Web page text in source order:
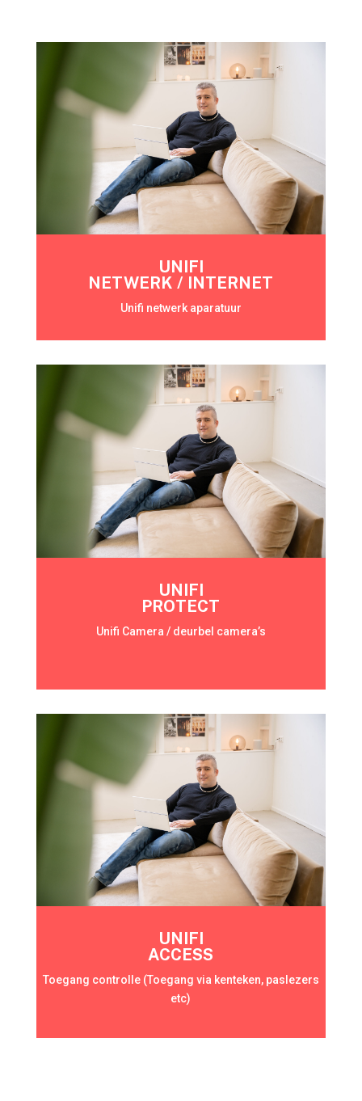
UNIFI
NETWERK / INTERNET
Unifi netwerk aparatuur
UNIFI
PROTECT
Unifi Camera / deurbel camera’s
UNIFI
ACCESS
Toegang controlle (Toegang via kenteken, paslezers
etc)